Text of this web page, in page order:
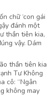
chữ ‘con gái
đánh một
thần tiên kia,
vậy. Dám
thần tiên kia
Tư Không
cô: “Ngân
không may